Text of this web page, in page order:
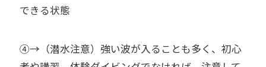
できる状態
④→（潜水注意）強い波が入ることも多く、初心